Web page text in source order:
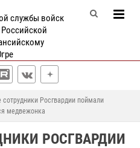
службы войск
сотрудники Росгвардии поймали
медвежонка
РОСГВАРДИИ